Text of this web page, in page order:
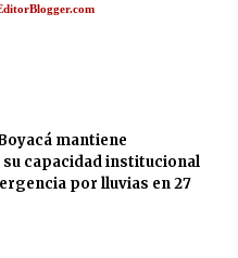
mantiene
capacidad institucional
por lluvias en 27